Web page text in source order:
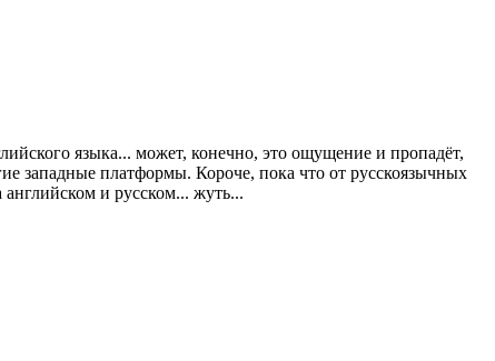
языка... может, конечно, это ощущение и пропадёт,
западные платформы. Короче, пока что от русскоязычных
и русском... жуть...